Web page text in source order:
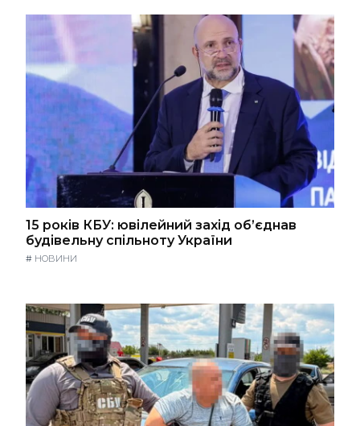
15 років КБУ: ювілейний захід об’єднав
будівельну спільноту України
# НОВИНИ